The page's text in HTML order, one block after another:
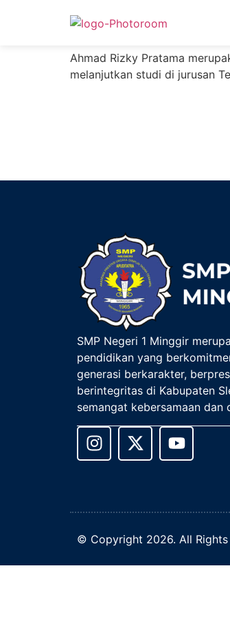
Ahmad
Ahmad Rizky Pratama
melanjutkan studi di jurusan
SMP Negeri 1 Minggir
pendidikan yang
generasi berkarakter,
berintegritas di Kabupaten
semangat kebersamaan dan
© Copyright 2026. All Rights